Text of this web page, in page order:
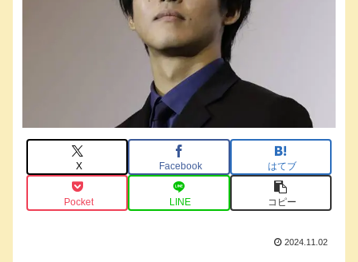
X Facebook はてブ
Pocket LINE コピー
2024.11.02